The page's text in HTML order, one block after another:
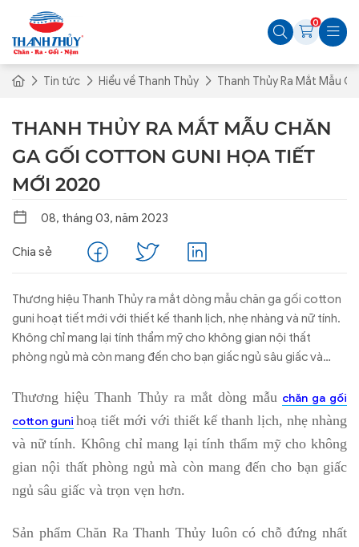
0
Tin tức Hiểu về Thanh Thủy Thanh Thủy Ra Mắt Mẫu
THANH THỦY RA MẮT MẪU CHĂN
GA GỐI COTTON GUNI HỌA TIẾT
MỚI 2020
08, tháng 03, năm 2023
Chia sẻ
Thương hiệu Thanh Thủy ra mắt dòng mẫu chăn ga gối cotton
guni hoạt tiết mới với thiết kế thanh lịch, nhẹ nhàng và nữ tính.
Không chỉ mang lại tính thẩm mỹ cho không gian nội thất
phòng ngủ mà còn mang đến cho bạn giấc ngủ sâu giấc và
Thương hiệu Thanh Thủy ra mắt dòng mẫu chăn ga gối
cotton guni hoạ tiết mới với thiết kế thanh lịch, nhẹ nhàng
và nữ tính. Không chỉ mang lại tính thẩm mỹ cho không
gian nội thất phòng ngủ mà còn mang đến cho bạn giấc
ngủ sâu giấc và trọn vẹn hơn.
Sản phẩm Chăn Ra Thanh Thủy luôn có chỗ đứng nhất